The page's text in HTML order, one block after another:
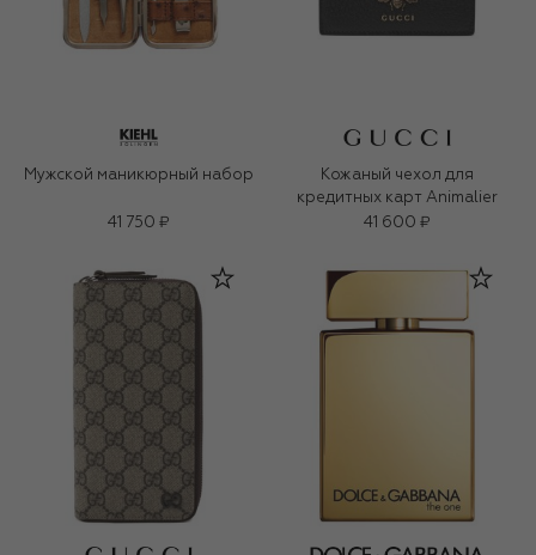
Мужской маникюрный набор
41 750 ₽
Кожаный чехол для
кредитных карт Animalier
41 600 ₽